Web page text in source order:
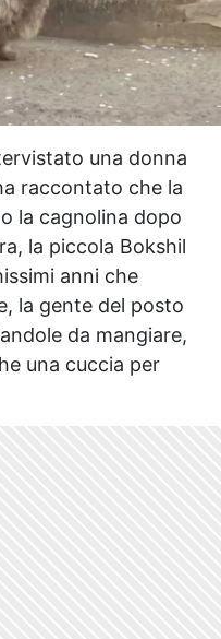
una donna
raccontato che la
la cagnolina dopo
la piccola Bokshil
anni che
la gente del posto
da mangiare,
una cuccia per